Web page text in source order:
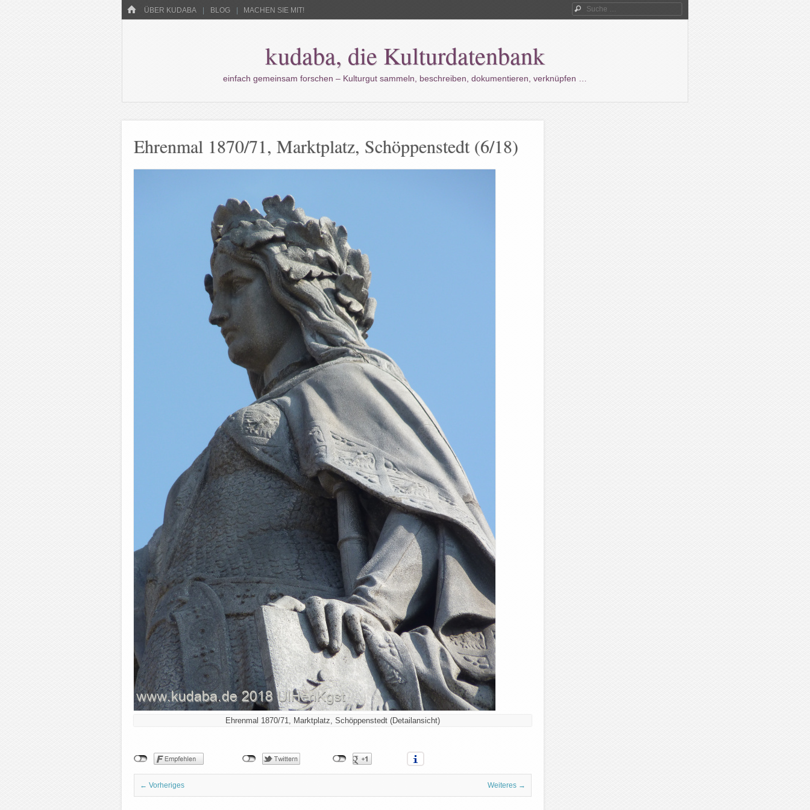
HOME
Menü
WECHSELN SIE ZUM INHALT
ÜBER KUDABA BLOG MACHEN SIE MIT! Suche
kudaba, die Kulturdatenbank
einfach gemeinsam forschen – Kulturgut sammeln, beschreiben, dokumentieren, verknüpfen …
Ehrenmal 1870/71, Marktplatz, Schöppenstedt (6/18)
Ehrenmal 1870/71, Marktplatz, Schöppenstedt (Detailansicht)
← Vorheriges Weiteres →